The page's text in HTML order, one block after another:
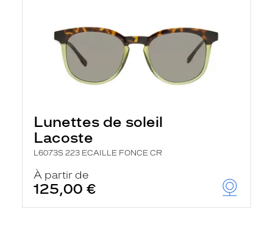
Lunettes de soleil
Lacoste
L6073S 223 ECAILLE FONCE CR
À partir de
125,00 €